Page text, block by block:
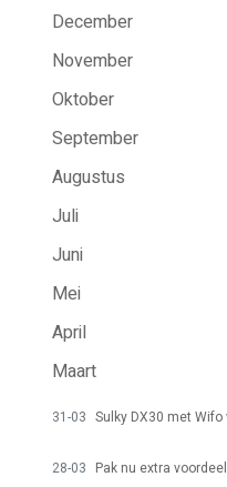
December
November
Oktober
September
Augustus
Juli
Juni
Mei
April
Maart
31-03 Sulky DX30 met
28-03 Pak nu extra